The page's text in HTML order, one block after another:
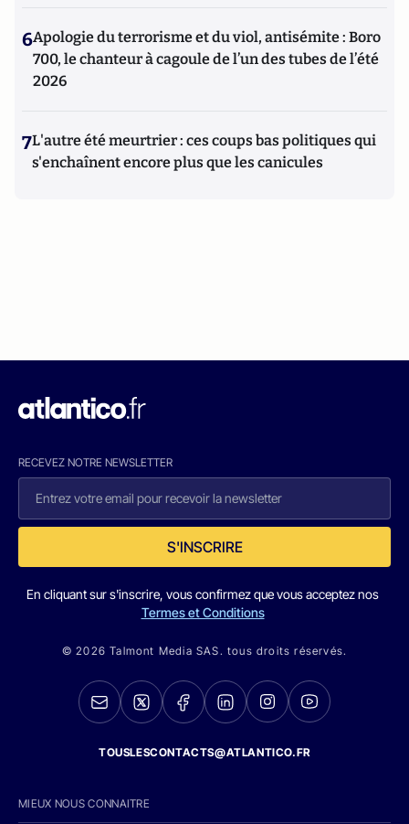
6Apologie du terrorisme et du viol, antisémite : Boro
700, le chanteur à cagoule de l’un des tubes de l’été
2026
7L'autre été meurtrier : ces coups bas politiques qui
s'enchaînent encore plus que les canicules
RECEVEZ NOTRE NEWSLETTER
S'INSCRIRE
En cliquant sur s'inscrire, vous confirmez que vous acceptez nos
Termes et Conditions
© 2026 Talmont Media SAS. tous droits réservés.
TOUSLESCONTACTS@ATLANTICO.FR
MIEUX NOUS CONNAITRE